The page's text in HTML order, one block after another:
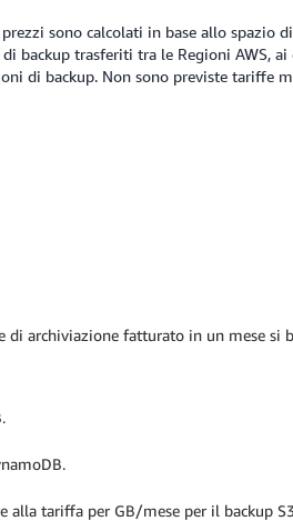
prezzi sono calcolati in base allo spazio
backup trasferiti tra le Regioni AWS,
di backup. Non sono previste tariffe
di archiviazione fatturato in un mese si
tariffa per GB/mese per il backup